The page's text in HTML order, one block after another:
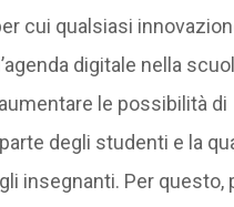
cui qualsiasi
digitale nella
le possibilità di
degli studenti e la
insegnanti. Per questo,